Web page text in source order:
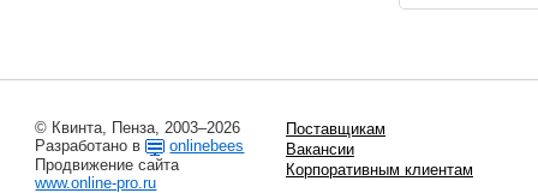
© Квинта, Пенза, 2003–2026
Разработано в
onlinebees
Продвижение сайта
www.online-pro.ru
Поставщикам
Вакансии
Корпоративным клиентам